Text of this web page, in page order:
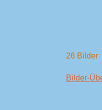
26 Bilder
Bilder-